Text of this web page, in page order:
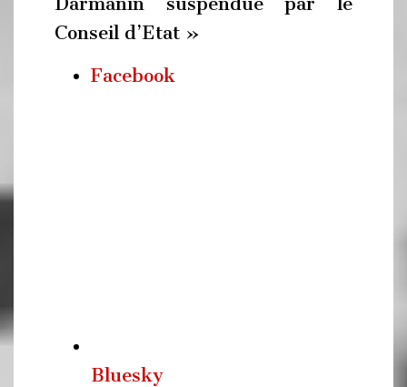
Conseil d’Etat »
Facebook
Bluesky